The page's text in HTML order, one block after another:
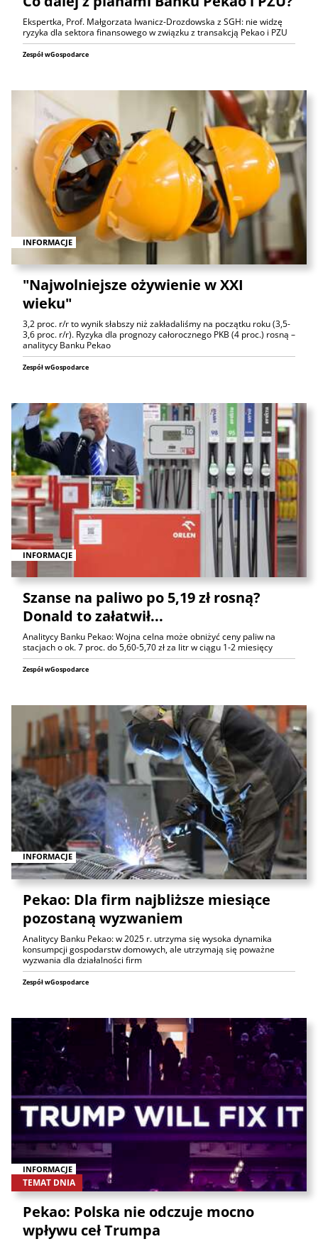
Ekspertka, Prof. Małgorzata Iwanicz-Drozdowska z SGH: nie widzę
ryzyka dla sektora finansowego w związku z transakcją Pekao i PZU
Zespół wGospodarce
INFORMACJE
"Najwolniejsze ożywienie w XXI
wieku"
3,2 proc. r/r to wynik słabszy niż zakładaliśmy na początku roku (3,5-
3,6 proc. r/r). Ryzyka dla prognozy całorocznego PKB (4 proc.) rosną –
analitycy Banku Pekao
Zespół wGospodarce
INFORMACJE
Szanse na paliwo po 5,19 zł rosną?
Donald to załatwił...
Analitycy Banku Pekao: Wojna celna może obniżyć ceny paliw na
stacjach o ok. 7 proc. do 5,60-5,70 zł za litr w ciągu 1-2 miesięcy
Zespół wGospodarce
INFORMACJE
Pekao: Dla firm najbliższe miesiące
pozostaną wyzwaniem
Analitycy Banku Pekao: w 2025 r. utrzyma się wysoka dynamika
konsumpcji gospodarstw domowych, ale utrzymają się poważne
wyzwania dla działalności firm
Zespół wGospodarce
INFORMACJE
TEMAT DNIA
Pekao: Polska nie odczuje mocno
wpływu ceł Trumpa